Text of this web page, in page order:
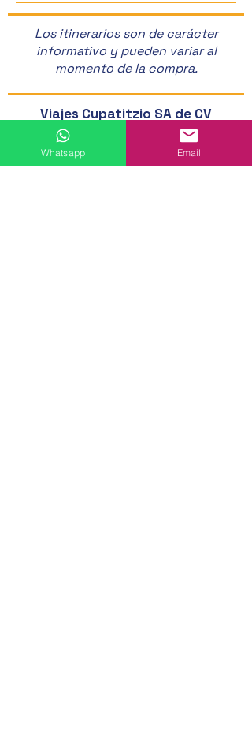
Los itinerarios son de carácter
informativo y pueden variar al
momento de la compra.
Viajes Cupatitzio SA de CV
Av Latinoamericana 7A
Colonia Huertas del Cupatitzio
CP 60080 Uruapan, Michoacán
Whatsapp Email